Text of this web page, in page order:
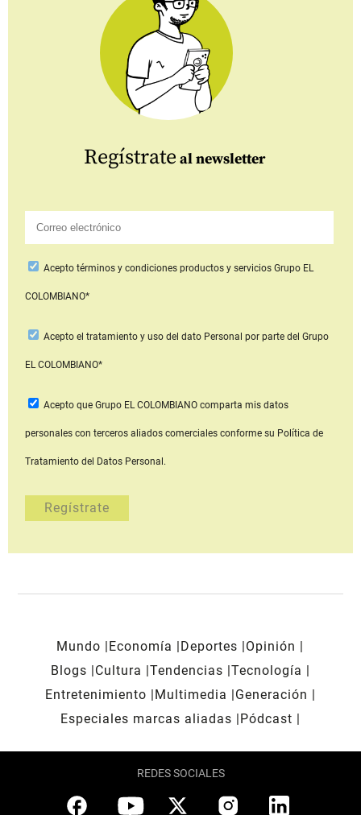
Regístrate al newsletter
Aceptotérminos y condiciones productos y serviciosGrupo EL
COLOMBIANO*
Acepto el tratamiento y uso del dato Personal por parte del Grupo
EL COLOMBIANO*
Acepto que Grupo EL COLOMBIANOcomparta mis datos
personales con terceros aliados comerciales conforme su Política de
Tratamiento del Datos Personal.
Mundo Economía Deportes
Opinión
Blogs
Cultura Tendencias Tecnología
Entretenimiento
Multimedia
Generación
Especiales marcas aliadas
Pódcast
REDES SOCIALES